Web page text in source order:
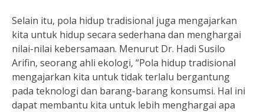
Selain itu, pola hidup tradisional juga mengajarkan
kita untuk hidup secara sederhana dan menghargai
nilai-nilai kebersamaan. Menurut Dr. Hadi Susilo
Arifin, seorang ahli ekologi, “Pola hidup tradisional
mengajarkan kita untuk tidak terlalu bergantung
pada teknologi dan barang-barang konsumsi. Hal ini
dapat membantu kita untuk lebih menghargai apa